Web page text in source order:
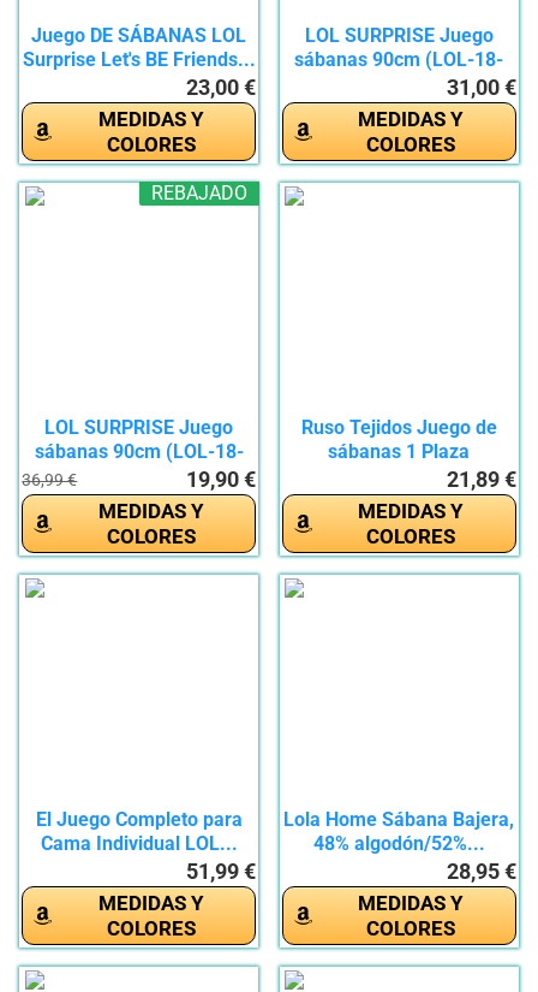
Juego DE SÁBANAS LOL
Surprise Let's BE Friends...
23,00 €
MEDIDAS Y
COLORES
LOL SURPRISE Juego
sábanas 90cm (LOL-18-
31,00 €
MEDIDAS Y
COLORES
REBAJADO
LOL SURPRISE Juego
sábanas 90cm (LOL-18-
36,99 € 19,90 €
MEDIDAS Y
COLORES
Ruso Tejidos Juego de
sábanas 1 Plaza
Individual...21,89 €
MEDIDAS Y
COLORES
El Juego Completo para
Cama Individual LOL...
51,99 €
MEDIDAS Y
COLORES
Lola Home Sábana Bajera,
48% algodón/52%...
28,95 €
MEDIDAS Y
COLORES